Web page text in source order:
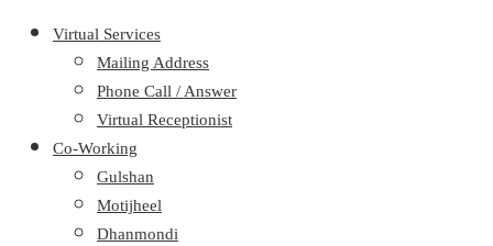
Virtual Services
Mailing Address
Phone Call / Answer
Virtual Receptionist
Co-Working
Gulshan
Motijheel
Dhanmondi